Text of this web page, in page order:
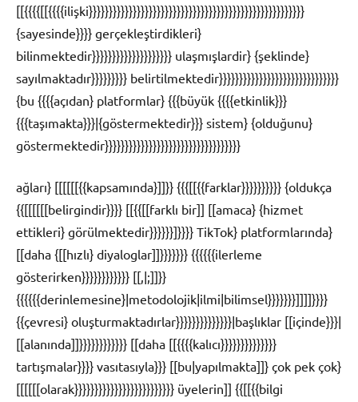
[[{{{{[[{{{{ilişki}}}}}}}}}}}}}}}}}}}}}}}}}}}}}}}}}}}}}}}}}}}}}}}}}}}}}}
{sayesinde}}}} gerçekleştirdikleri}
bilinmektedir}}}}}}}}}}}}}}}}}}}} ulaşmışlardir} {şeklinde}
sayılmaktadır}}}}}}}}} belirtilmektedir}}}}}}}}}}}}}}}}}}}}}}}}}}}}}}
{bu {{{{açıdan} platformlar} {{{büyük {{{{etkinlik}}}
{{{taşımakta}}}|{göstermektedir}}} sistem} {olduğunu}
göstermektedir}}}}}}}}}}}}}}}}}}}}}}}}}}}}}}}}}}
ağları} [[[[[[{{kapsamında}]]}} {{{[[{{farklar}}}}}}}}}} {oldukça
{{[[[[[[belirgindir}}}} [[{{[[farklı bir]] [[amaca} {hizmet
ettikleri} görülmektedir}}}}}}]}}}} TikTok} platformlarında}
[[daha {[[hızlı} diyaloglar]]}}}}}}} {{{{{{ilerleme
gösterirken}}}}}}}}}}}} [[,|;]]}}
{{{{{{derinlemesine}|metodolojik|ilmi|bilimsel}}}}}}}]]]]}}}}
{{çevresi} oluşturmaktadırlar}}}}}}}}}}}}}}|başlıklar [[içinde}}}|
[[alanında]]}}}}}}}}}}}} [[daha [[{{{{kalıcı}}}}}}}}}}}}}}
tartışmalar}}}} vasıtasıyla}}} [[bu|yapılmakta]]} çok pek çok}
[[[[[[olarak}}}}}}}}}}}}}}}}}}}}}}}}} üyelerin]] {{[[{{bilgi